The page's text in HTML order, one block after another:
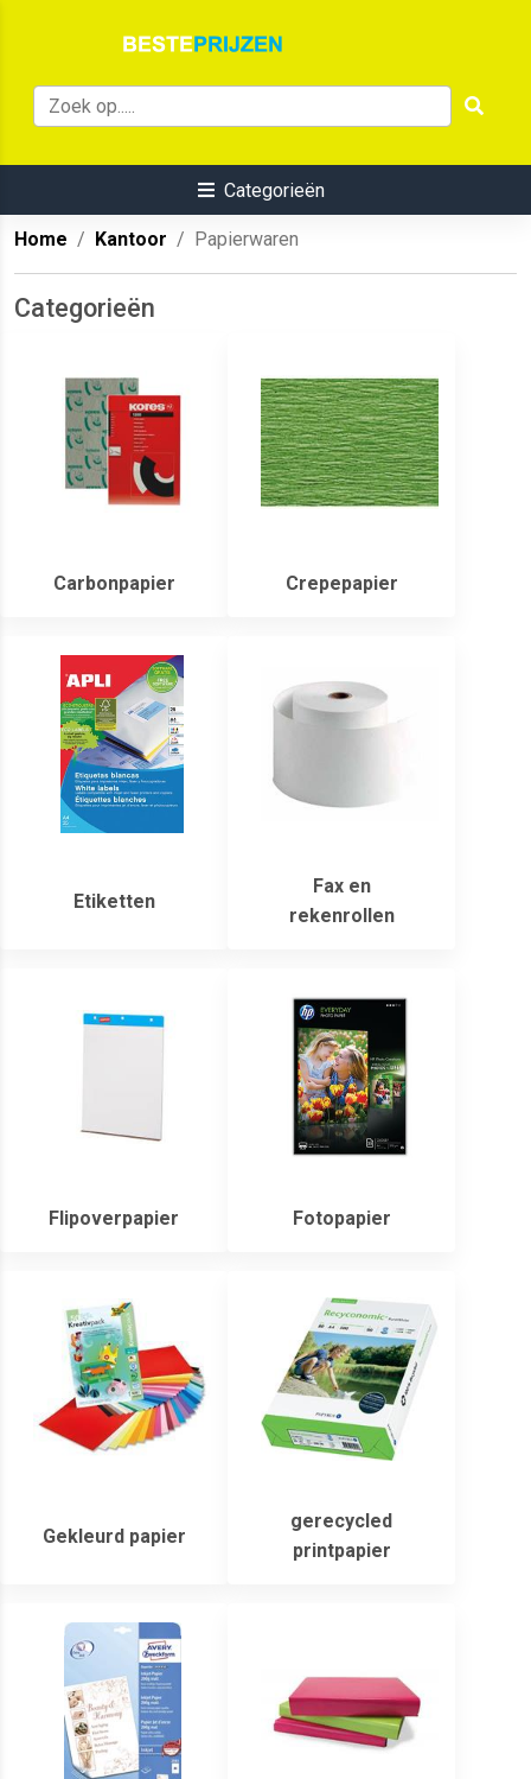
Categorieën
Home Kantoor Papierwaren
Categorieën
Carbonpapier Crepepapier
Etiketten
Fax en
rekenrollen
Flipoverpapier Fotopapier
Gekleurd papier
gerecycled
printpapier